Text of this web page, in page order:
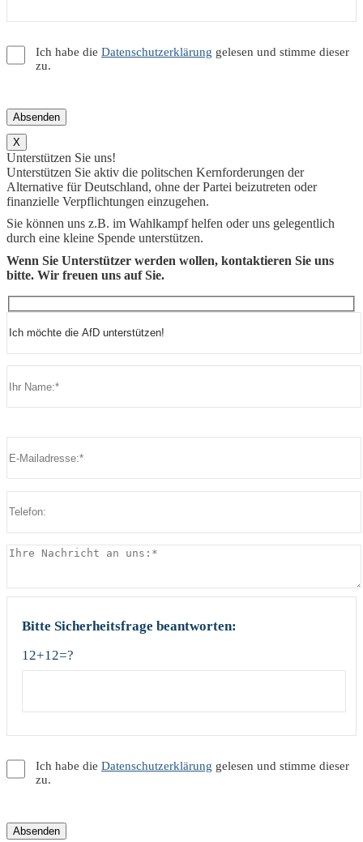
Ich habe die Datenschutzerklärung gelesen und stimme dieser
zu.
X
Unterstützen Sie uns!
Unterstützen Sie aktiv die politschen Kernforderungen der
Alternative für Deutschland, ohne der Partei beizutreten oder
finanzielle Verpflichtungen einzugehen.
Sie können uns z.B. im Wahlkampf helfen oder uns gelegentlich
durch eine kleine Spende unterstützen.
Wenn Sie Unterstützer werden wollen, kontaktieren Sie uns
bitte. Wir freuen uns auf Sie.
Bitte lasse dieses Feld leer.
Bitte Sicherheitsfrage beantworten:
12+12=?
Ich habe die Datenschutzerklärung gelesen und stimme dieser
zu.